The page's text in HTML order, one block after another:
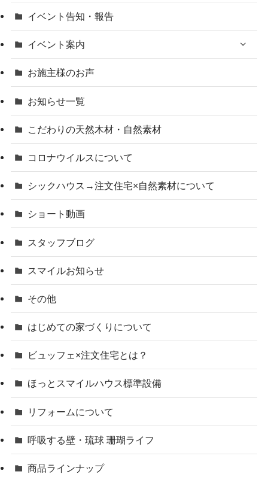
イベント告知・報告
イベント案内
お施主様のお声
お知らせ一覧
こだわりの天然木材・自然素材
コロナウイルスについて
シックハウス→注文住宅×自然素材について
ショート動画
スタッフブログ
スマイルお知らせ
その他
はじめての家づくりについて
ビュッフェ×注文住宅とは？
ほっとスマイルハウス標準設備
リフォームについて
呼吸する壁・琉球 珊瑚ライフ
商品ラインナップ